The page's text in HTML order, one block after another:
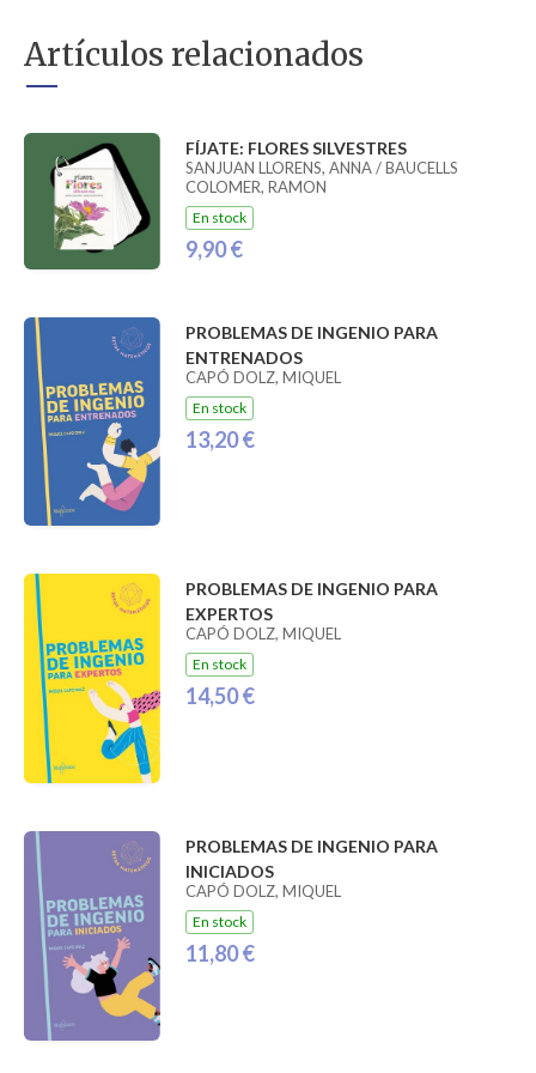
Artículos relacionados
FÍJATE: FLORES SILVESTRES
SANJUAN LLORENS, ANNA / BAUCELLS
COLOMER, RAMON
En stock
9,90 €
PROBLEMAS DE INGENIO PARA
ENTRENADOS
CAPÓ DOLZ, MIQUEL
En stock
13,20 €
PROBLEMAS DE INGENIO PARA
EXPERTOS
CAPÓ DOLZ, MIQUEL
En stock
14,50 €
PROBLEMAS DE INGENIO PARA
INICIADOS
CAPÓ DOLZ, MIQUEL
En stock
11,80 €